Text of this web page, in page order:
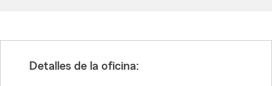
Detalles de la oficina: